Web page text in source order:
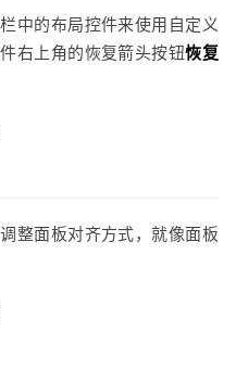
中的布局控件来使用自定义
右上角的恢复箭头按钮恢复
整面板对齐方式，就像面板